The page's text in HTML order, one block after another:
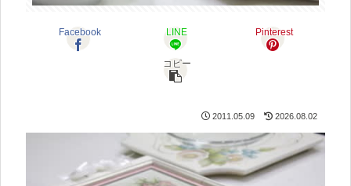
Facebook LINE Pinterest
コピー
2011.05.09 2026.08.02